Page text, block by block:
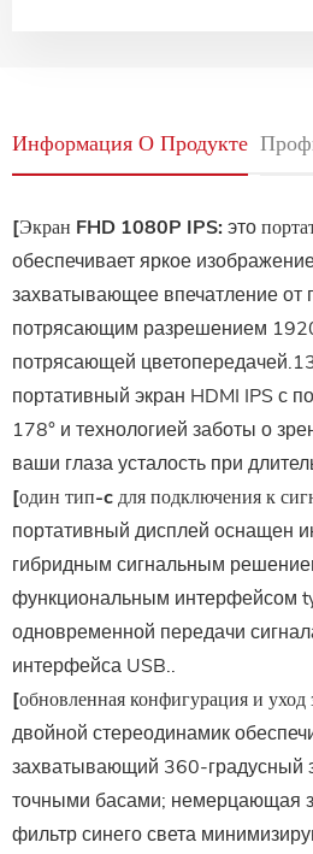
Информация О Продукте
[Экран FHD 1080P IPS: это
обеспечивает яркое
захватывающее впечатление от
потрясающим разрешением
потрясающей
портативный экран HDMI IPS с
178° и технологией заботы о
ваши глаза усталость при
[один тип-c для подключения к
портативный дисплей оснащен
гибридным сигнальным
функциональным интерфейсом
одновременной передачи
интерфейса USB..
[обновленная конфигурация и уход
двойной стереодинамик
захватывающий 360-градусный
точными басами; немерцающая
фильтр синего света